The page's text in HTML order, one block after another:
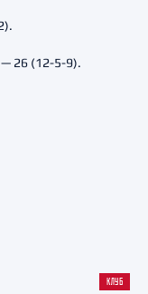
26 (12-5-9).
КЛУБ